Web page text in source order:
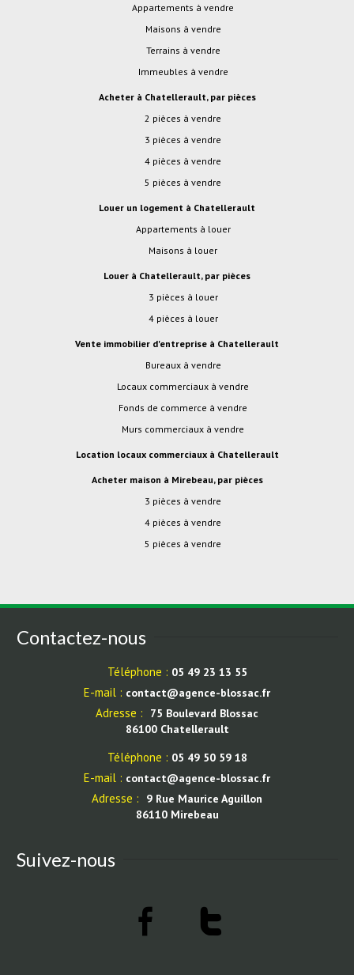
Appartements à vendre
Maisons à vendre
Terrains à vendre
Immeubles à vendre
Acheter à Chatellerault, par pièces
2 pièces à vendre
3 pièces à vendre
4 pièces à vendre
5 pièces à vendre
Louer un logement à Chatellerault
Appartements à louer
Maisons à louer
Louer à Chatellerault, par pièces
3 pièces à louer
4 pièces à louer
Vente immobilier d'entreprise à Chatellerault
Bureaux à vendre
Locaux commerciaux à vendre
Fonds de commerce à vendre
Murs commerciaux à vendre
Location locaux commerciaux à Chatellerault
Acheter maison à Mirebeau, par pièces
3 pièces à vendre
4 pièces à vendre
5 pièces à vendre
Contactez-nous
Téléphone : 05 49 23 13 55
E-mail : contact@agence-blossac.fr
Adresse :
75 Boulevard Blossac
86100 Chatellerault
Téléphone : 05 49 50 59 18
E-mail : contact@agence-blossac.fr
Adresse :
9 Rue Maurice Aguillon
86110 Mirebeau
Suivez-nous